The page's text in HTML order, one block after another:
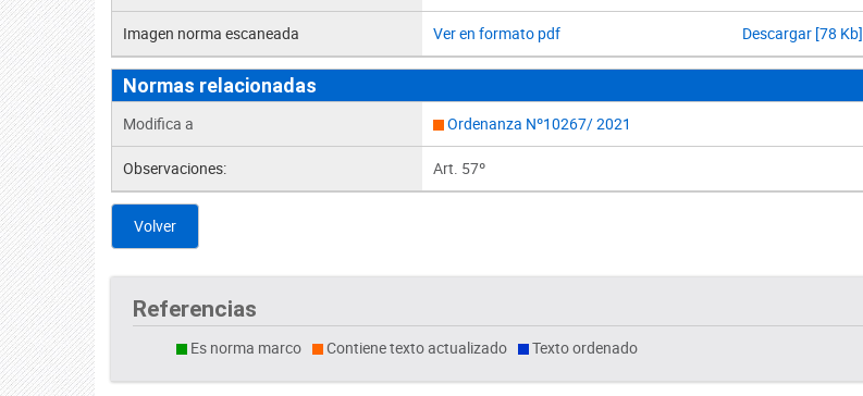
Imagen norma escaneada Ver en formato pdf Descargar [78 Kb]
Normas relacionadas
Modifica a Ordenanza Nº10267/ 2021
Observaciones: Art. 57º
Volver
Referencias
Es norma marco Contiene texto actualizado Texto ordenado